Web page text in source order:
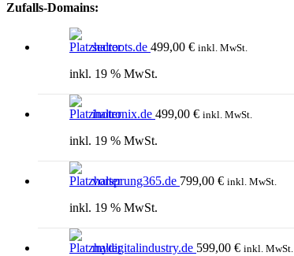
Zufalls-Domains:
secroots.de 499,00 € inkl. MwSt.
inkl. 19 % MwSt.
inotronix.de 499,00 € inkl. MwSt.
inkl. 19 % MwSt.
vorsprung365.de 799,00 € inkl. MwSt.
inkl. 19 % MwSt.
mydigitalindustry.de 599,00 € inkl. MwSt.